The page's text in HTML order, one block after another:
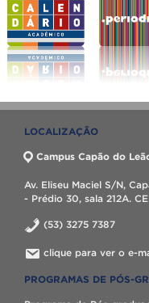
LOCALIZAÇÃO
Campus Capão do
Av. Eliseu Maciel S/N,
- Prédio 30, sala 212A.
(53) 3275 7387
clique para ver o e-
PROGRAMAS DE PÓS-